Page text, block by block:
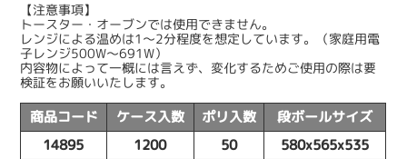
【注意事項】
トースター・オーブンでは使用できません。
レンジによる温めは1〜2分程度を想定しています。（家庭用電
子レンジ500W〜691W）
内容物によって一概には言えず、変化するためご使用の際は要
検証をお願いいたします。
商品コード ケース入数 ポリ入数 段ボールサイズ
14895 1200 50 580x565x535